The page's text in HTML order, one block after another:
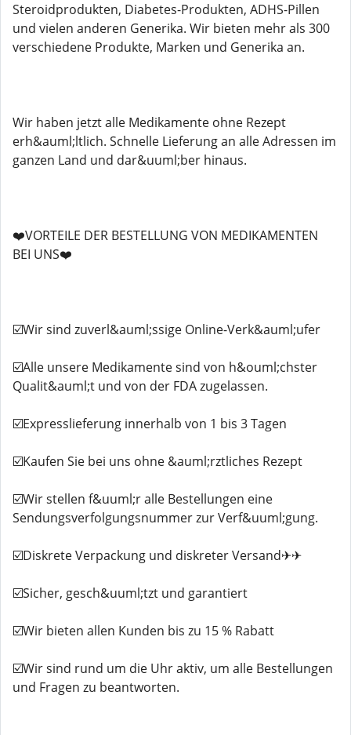
Steroidprodukten, Diabetes-Produkten, ADHS-Pillen
und vielen anderen Generika. Wir bieten mehr als 300
verschiedene Produkte, Marken und Generika an.
Wir haben jetzt alle Medikamente ohne Rezept
erh&auml;ltlich. Schnelle Lieferung an alle Adressen im
ganzen Land und dar&uuml;ber hinaus.
❤️VORTEILE DER BESTELLUNG VON MEDIKAMENTEN
BEI UNS❤️
☑️Wir sind zuverl&auml;ssige Online-Verk&auml;ufer
☑️Alle unsere Medikamente sind von h&ouml;chster
Qualit&auml;t und von der FDA zugelassen.
☑️Expresslieferung innerhalb von 1 bis 3 Tagen
☑️Kaufen Sie bei uns ohne &auml;rztliches Rezept
☑️Wir stellen f&uuml;r alle Bestellungen eine
Sendungsverfolgungsnummer zur Verf&uuml;gung.
☑️Diskrete Verpackung und diskreter Versand✈✈
☑️Sicher, gesch&uuml;tzt und garantiert
☑️Wir bieten allen Kunden bis zu 15 % Rabatt
☑️Wir sind rund um die Uhr aktiv, um alle Bestellungen
und Fragen zu beantworten.